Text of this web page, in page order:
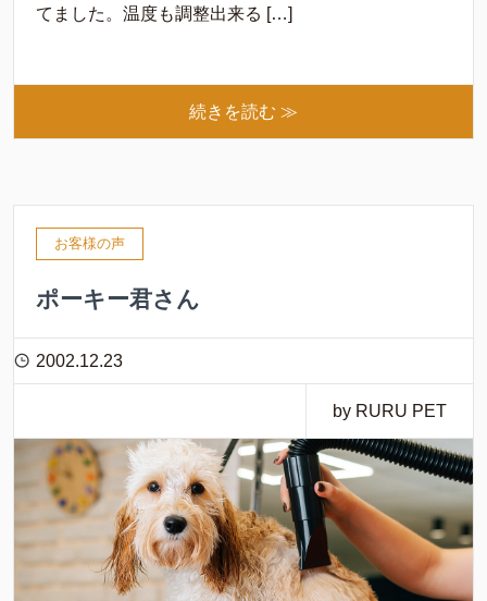
てました。温度も調整出来る […]
続きを読む ≫
お客様の声
ポーキー君さん
2002.12.23
by RURU PET